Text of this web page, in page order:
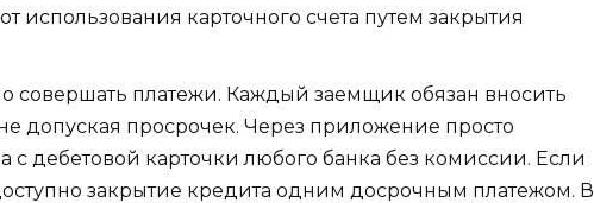
использования карточного счета путем закрытия
совершать платежи. Каждый заемщик обязан вносить
допуская просрочек. Через приложение просто
с дебетовой карточки любого банка без комиссии. Если
закрытие кредита одним досрочным платежом. В